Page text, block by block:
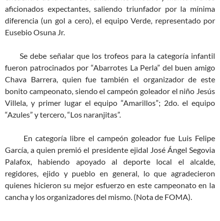
aficionados expectantes, saliendo triunfador por la mínima
diferencia (un gol a cero), el equipo Verde, representado por
Eusebio Osuna Jr.
Se debe señalar que los trofeos para la categoría infantil
fueron patrocinados por “Abarrotes La Perla” del buen amigo
Chava Barrera, quien fue también el organizador de este
bonito campeonato, siendo el campeón goleador el niño Jesús
Villela, y primer lugar el equipo “Amarillos”; 2do. el equipo
“Azules” y tercero, “Los naranjitas”.
En categoría libre el campeón goleador fue Luis Felipe
García, a quien premió el presidente ejidal José Ángel Segovia
Palafox, habiendo apoyado al deporte local el alcalde,
regidores, ejido y pueblo en general, lo que agradecieron
quienes hicieron su mejor esfuerzo en este campeonato en la
cancha y los organizadores del mismo. (Nota de FOMA).